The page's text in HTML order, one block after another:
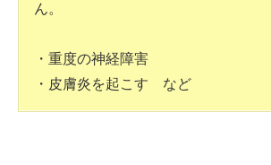
ん。
・重度の神経障害
・皮膚炎を起こす など